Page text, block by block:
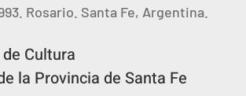
Rosario. Santa Fe, Argentina.
Cultura
la Provincia de Santa Fe